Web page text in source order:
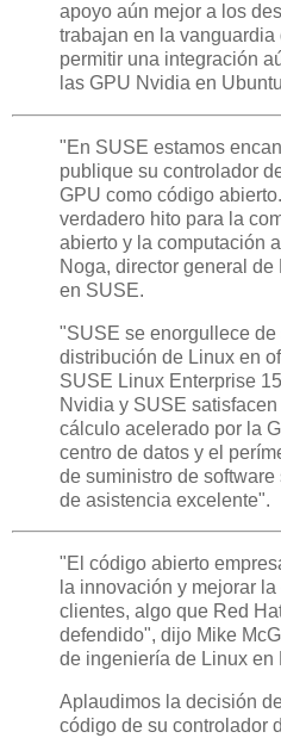
apoyo aún mejor a los
trabajan en la vanguardia
permitir una integración
las GPU Nvidia en
"En SUSE estamos
publique su controlador
GPU como código
verdadero hito para la
abierto y la computación
Noga, director general
en SUSE.
"SUSE se enorgullece de
distribución de Linux en
SUSE Linux Enterprise
Nvidia y SUSE
cálculo acelerado por la
centro de datos y el
de suministro de
de asistencia excelente".
"El código abierto
la innovación y mejorar
clientes, algo que Red
defendido", dijo Mike
de ingeniería de Linux en
Aplaudimos la decisión
código de su controlador